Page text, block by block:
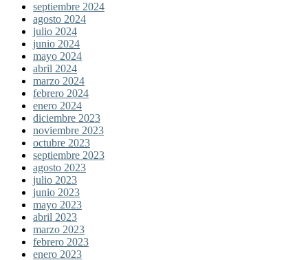
septiembre 2024
agosto 2024
julio 2024
junio 2024
mayo 2024
abril 2024
marzo 2024
febrero 2024
enero 2024
diciembre 2023
noviembre 2023
octubre 2023
septiembre 2023
agosto 2023
julio 2023
junio 2023
mayo 2023
abril 2023
marzo 2023
febrero 2023
enero 2023